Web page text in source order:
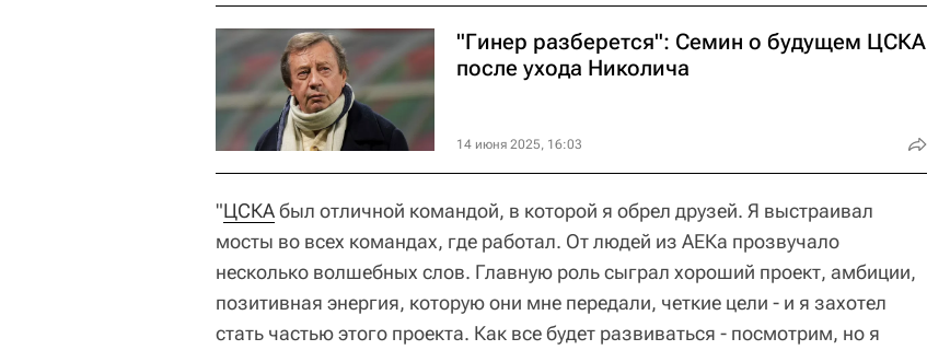
"Гинер разберется": Семин о будущем ЦСКА
после ухода Николича
14 июня 2025, 16:03
"ЦСКАбыл отличной командой, в которой я обрел друзей. Я выстраивал
мосты во всех командах, где работал. От людей из АЕКа прозвучало
несколько волшебных слов. Главную роль сыграл хороший проект, амбиции,
позитивная энергия, которую они мне передали, четкие цели - и я захотел
стать частью этого проекта. Как все будет развиваться - посмотрим, но я